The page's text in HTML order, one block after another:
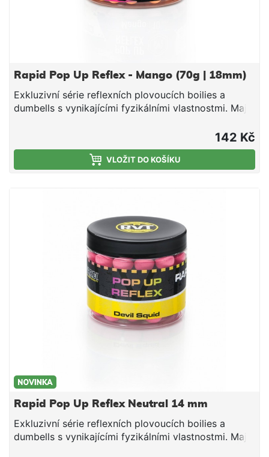
Rapid Pop Up Reflex - Mango (70g | 18mm)
Exkluzivní série reflexních plovoucích boilies a
dumbells s vynikajícími fyzikálními vlastnostmi. Mají
vzplývavostí předčí většinu standardních Pop Up na
trhu. Ve vodě vydrží několik dní bez změny barvy
nebo ztráty vzplývavosti. Jsou vyrobeny na výrobní
dlouhodobé uvolňování aroma a potravního signálu
do okolí nástrahy (na rozdíl od mnoha jiných Pop Up
na trhu, které jednotlivé značky nakupují v
neutrálních verzích a následně je povrchově
aromatizují a balí do prodejních obalů).
142 Kč
VLOŽIT DO KOŠÍKU
Rapid Pop Up Reflex Neutral 14 mm
Exkluzivní série reflexních plovoucích boilies a
dumbells s vynikajícími fyzikálními vlastnostmi. Mají